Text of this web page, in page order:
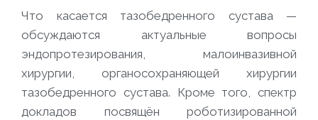
Что касается тазобедренного сустава —
обсуждаются актуальные вопросы
эндопротезирования, малоинвазивной
хирургии, органосохраняющей хирургии
тазобедренного сустава. Кроме того, спектр
докладов посвящён роботизированной